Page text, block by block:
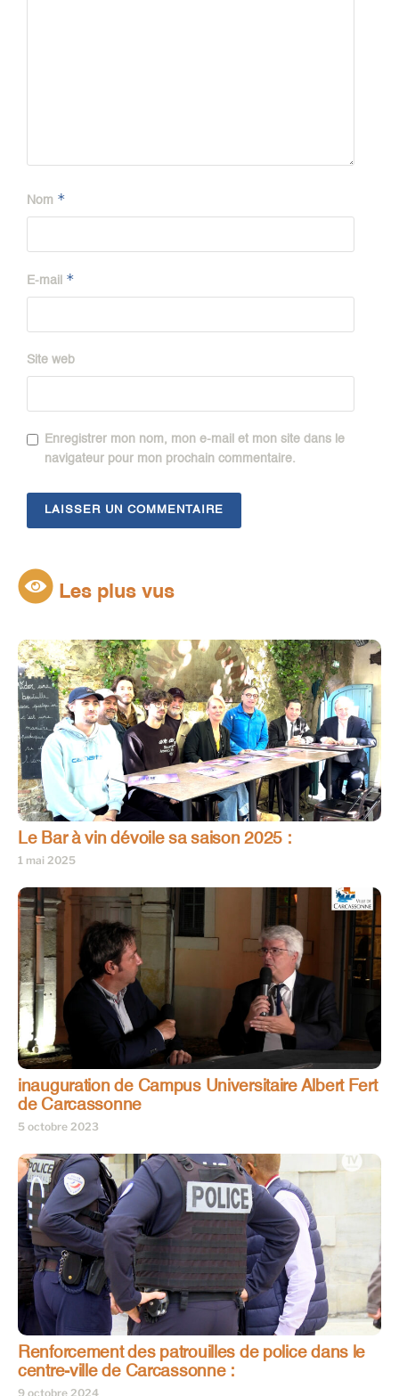
Nom *
E-mail *
Site web
Enregistrer mon nom, mon e-mail et mon site dans le
navigateur pour mon prochain commentaire.
Les plus vus
Le Bar à vin dévoile sa saison 2025 :
1 mai 2025
inauguration de Campus Universitaire Albert Fert
de Carcassonne
5 octobre 2023
Renforcement des patrouilles de police dans le
centre-ville de Carcassonne :
9 octobre 2024